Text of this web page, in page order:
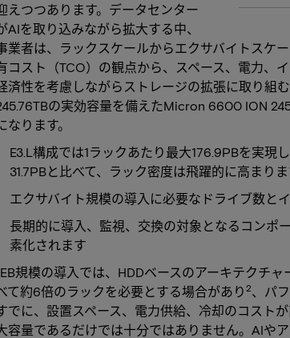
えつつあります。データセンター
AIを取り込みながら拡大する中、
業者は、ラックスケールからエクサバイトスケ
コスト（TCO）の観点から、スペース、電力、
済性を考慮しながらストレージの拡張に取り組む
の実効容量を備えたMicron 6600 ION
なります。
E3.L構成では1ラックあたり最大176.9PBを実現
31.7PBと比べて、ラック密度は飛躍的に高まり
エクサバイト規模の導入に必要なドライブ数と
長期的に導入、監視、交換の対象となるコンポ
素化されます
規模の導入では、HDDベースのアーキテクチ
て約6倍のラックを必要とする場合があり 2、パ
でに、設置スペース、電力供給、冷却のコストが
容量であるだけでは十分ではありません。AIや